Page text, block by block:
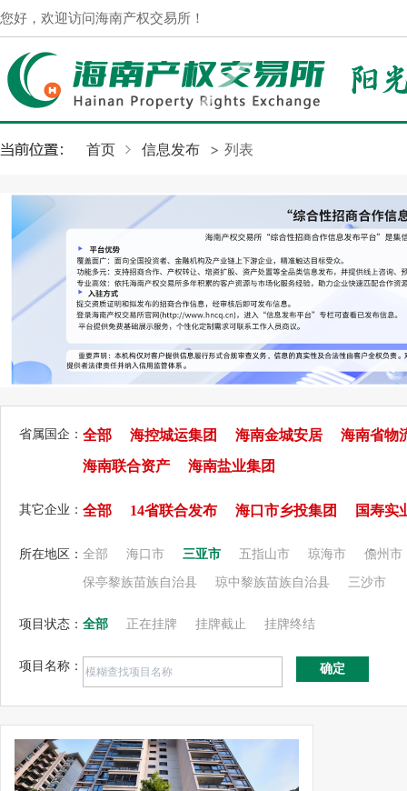
您好，欢迎访问海南产权交易所！
首页 信息发布 > 列表
省属国企： 全部 海控城运集团 海南金城安居
海南省物
海南联合资产
海南盐业集团
其它企业： 全部 14省联合发布 海口市乡投集团 国寿实
所在地区： 全部 海口市 三亚市 五指山市 琼海市 儋州市
保亭黎族苗族自治县 琼中黎族苗族自治县 三沙市
项目状态： 全部 正在挂牌 挂牌截止 挂牌终结
项目名称： 确定